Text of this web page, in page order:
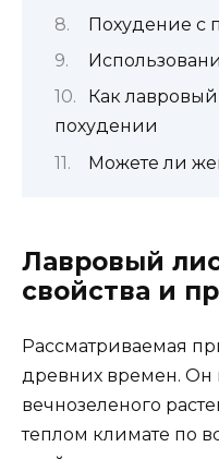
Похудение с
Как
похудении
Можете ли
Лавровый
свойства и
Рассматриваемая
древних времен. Он
вечнозеленого
теплом климате по